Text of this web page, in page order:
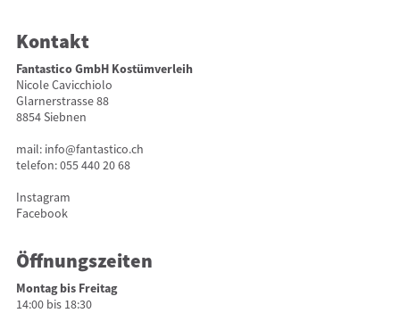
Kontakt
Fantastico GmbH Kostümverleih
Nicole Cavicchiolo
Glarnerstrasse 88
8854 Siebnen
mail: info@fantastico.ch
telefon:055 440 20 68
Instagram
Facebook
Öffnungszeiten
Montag bis Freitag
14:00 bis 18:30